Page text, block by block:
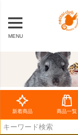
MENU
新着商品 商品一覧